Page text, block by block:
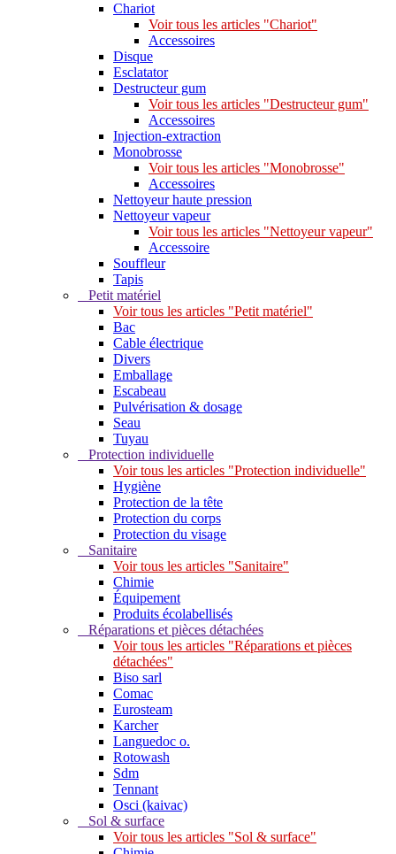
Chariot
Voir tous les articles "Chariot"
Accessoires
Disque
Esclatator
Destructeur gum
Voir tous les articles "Destructeur gum"
Accessoires
Injection-extraction
Monobrosse
Voir tous les articles "Monobrosse"
Accessoires
Nettoyeur haute pression
Nettoyeur vapeur
Voir tous les articles "Nettoyeur vapeur"
Accessoire
Souffleur
Tapis
Petit matériel
Voir tous les articles "Petit matériel"
Bac
Cable électrique
Divers
Emballage
Escabeau
Pulvérisation & dosage
Seau
Tuyau
Protection individuelle
Voir tous les articles "Protection individuelle"
Hygiène
Protection de la tête
Protection du corps
Protection du visage
Sanitaire
Voir tous les articles "Sanitaire"
Chimie
Équipement
Produits écolabellisés
Réparations et pièces détachées
Voir tous les articles "Réparations et pièces
détachées"
Biso sarl
Comac
Eurosteam
Karcher
Languedoc o.
Rotowash
Sdm
Tennant
Osci (kaivac)
Sol & surface
Voir tous les articles "Sol & surface"